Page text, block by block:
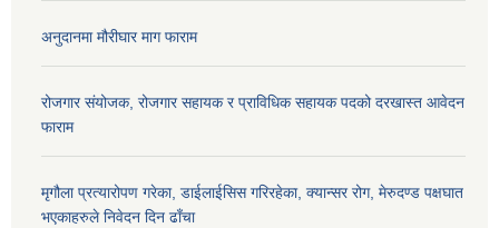
अनुदानमा मौरीघार माग फाराम
रोजगार संयोजक, रोजगार सहायक र प्राविधिक सहायक पदको दरखास्त आवेदन
फाराम
मृगौला प्रत्यारोपण गरेका, डाईलाईसिस गरिरहेका, क्यान्सर रोग, मेरुदण्ड पक्षघात
भएकाहरुले निवेदन दिन ढाँचा